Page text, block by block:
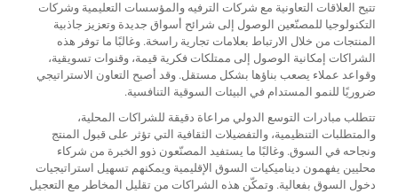
تتيح العلاقات التعاونية مع شركات الترفيه والمؤسسات التعليمية وشركات
التكنولوجيا للمصنّعين الوصول إلى شرائح أسواق جديدة وتعزيز جاذبية
المنتجات من خلال الارتباط بعلامات تجارية راسخة. وغالبًا ما توفر هذه
الشراكات إمكانية الوصول إلى ممتلكات فكرية قيمة، وقنوات تسويقية،
وقواعد عملاء يصعب بناؤها بشكل مستقل. وقد أصبح التعاون الاستراتيجي
ضروريًا للنمو المستدام في البيئات السوقية التنافسية.
تتطلب مبادرات التوسع الدولي مراعاة دقيقة للشراكات المحلية،
والمتطلبات التنظيمية، والتفضيلات الثقافية التي تؤثر على قبول المنتج
ونجاحه في السوق. وغالبًا ما يستفيد المصنّعون ذوو الخبرة من شركاء
محليين يفهمون ديناميكيات السوق الإقليمية ويمكنهم تسهيل استراتيجيات
دخول السوق بفعالية. وتمكّن هذه الشراكات من تقليل المخاطر مع التعجيل